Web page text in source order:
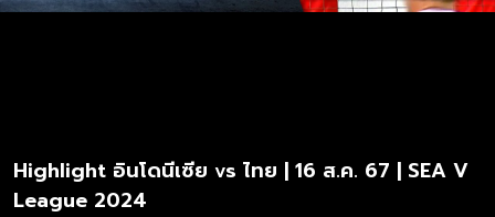
Highlight อินโดนีเซีย vs ไทย | 16 ส.ค. 67 | SEA V
League 2024